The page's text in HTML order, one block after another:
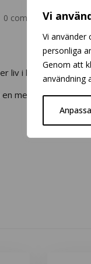
Vi
Vi använder
personliga
Genom att
användning
Anpassa
0 comments
liv i håret.
mer vinter blond